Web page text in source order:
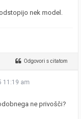
nek model.
Odgovori s citatom
11:19 am
ne privošči?